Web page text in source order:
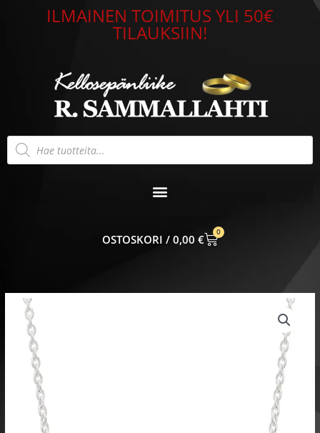
ILMAINEN TOIMITUS YLI 50€
TILAUKSIIN!
Products
search
0,00 €
0
CART